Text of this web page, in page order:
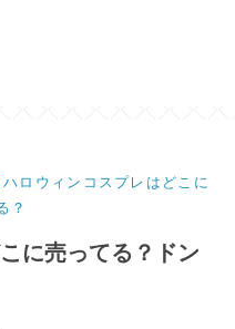
ハロウィンコスプレはどこに
？
に売ってる？ドン